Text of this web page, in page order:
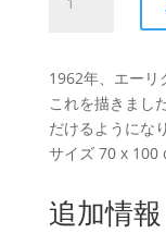
帽
子
1962
年
1962年、エーリ
これを描きまし
だけるようにな
サイズ 70 x 100
追加情報